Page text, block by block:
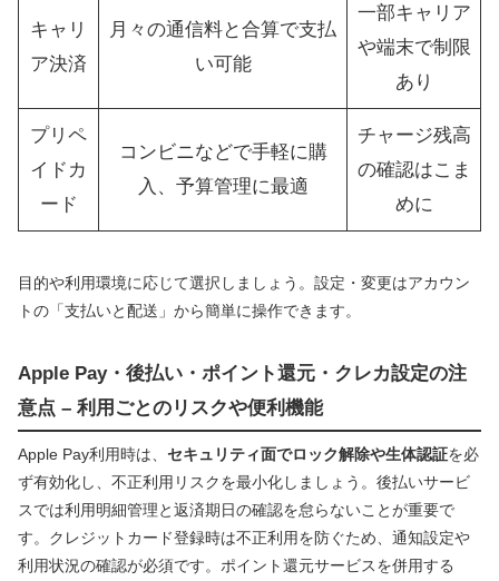
キャリ
ア決済
月々の通信料と合算で支払
い可能
一部キャリア
や端末で制限
あり
プリペ
イドカ
ード
コンビニなどで手軽に購
入、予算管理に最適
チャージ残高
の確認はこま
めに
目的や利用環境に応じて選択しましょう。設定・変更はアカウン
トの「支払いと配送」から簡単に操作できます。
Apple Pay・後払い・ポイント還元・クレカ設定の注
意点 – 利用ごとのリスクや便利機能
Apple Pay利用時は、 セキュリティ面でロック解除や生体認証を必
ず有効化し、不正利用リスクを最小化しましょう。後払いサービ
スでは利用明細管理と返済期日の確認を怠らないことが重要で
す。クレジットカード登録時は不正利用を防ぐため、通知設定や
利用状況の確認が必須です。ポイント還元サービスを併用する